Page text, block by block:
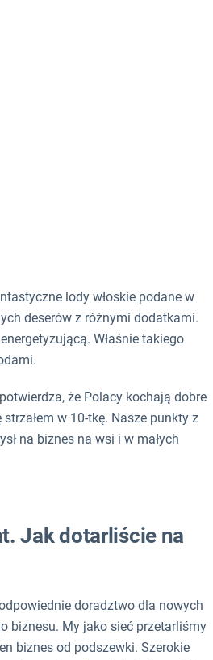
lody włoskie podane w
deserów z różnymi dodatkami.
Właśnie takiego
że Polacy kochają dobre
w 10-tkę. Nasze punkty z
na biznes na wsi i w małych
Jak dotarliście na
doradztwo dla nowych
biznesu. My jako sieć przetarliśmy
biznes od podszewki. Szerokie